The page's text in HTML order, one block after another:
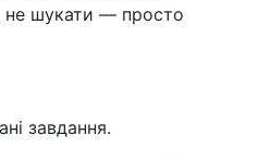
не шукати — просто
завдання.